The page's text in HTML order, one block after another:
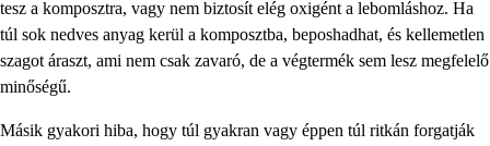
tesz a komposztra, vagy nem biztosít elég oxigént a lebomláshoz. Ha
túl sok nedves anyag kerül a komposztba, beposhadhat, és kellemetlen
szagot áraszt, ami nem csak zavaró, de a végtermék sem lesz megfelelő
minőségű.
Másik gyakori hiba, hogy túl gyakran vagy éppen túl ritkán forgatják